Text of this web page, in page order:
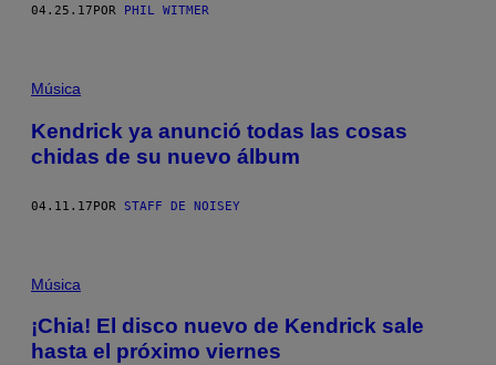
04.25.17POR PHIL WITMER
Música
Kendrick ya anunció todas las cosas
chidas de su nuevo álbum
04.11.17POR STAFF DE NOISEY
Música
¡Chia! El disco nuevo de Kendrick sale
hasta el próximo viernes